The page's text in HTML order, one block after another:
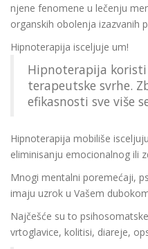
njene fenomene u lečenju
organskih obolenja izazvanih
Hipnoterapija isceljuje um!
Hipnoterapija
terapeutske svrhe.
efikasnosti sve više
Hipnoterapija mobiliše
eliminisanju emocionalnog ili
Mnogi mentalni poremećaji,
imaju uzrok u Vašem
Najčešće su to
vrtoglavice, kolitisi, diareje,